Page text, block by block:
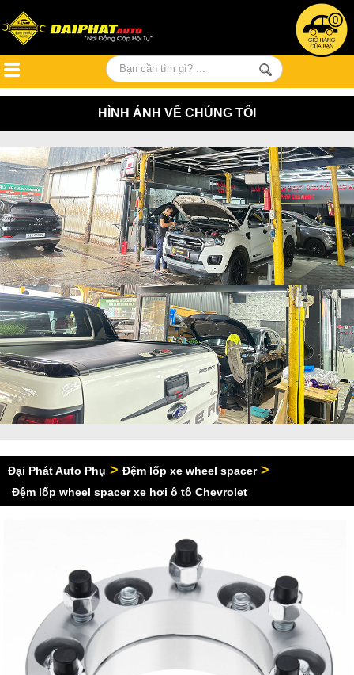
0
HÌNH ẢNH VỀ CHÚNG TÔI
Đại Phát Auto Phụ > Đệm lốp xe wheel spacer>
Đệm lốp wheel spacer xe hơi ô tô Chevrolet